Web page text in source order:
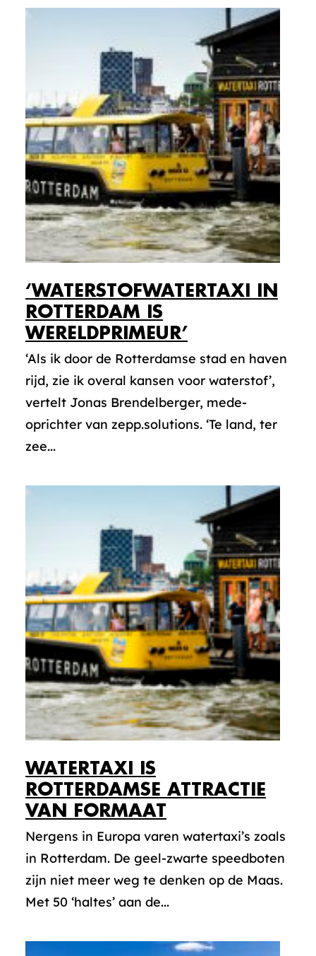
‘WATERSTOFWATERTAXI IN
ROTTERDAM IS
WERELDPRIMEUR’
‘Als ik door de Rotterdamse stad en haven
rijd, zie ik overal kansen voor waterstof’,
vertelt Jonas Brendelberger, mede-
oprichter van zepp.solutions. ‘Te land, ter
zee...
WATERTAXI IS
ROTTERDAMSE ATTRACTIE
VAN FORMAAT
Nergens in Europa varen watertaxi’s zoals
in Rotterdam. De geel-zwarte speedboten
zijn niet meer weg te denken op de Maas.
Met 50 ‘haltes’ aan de...